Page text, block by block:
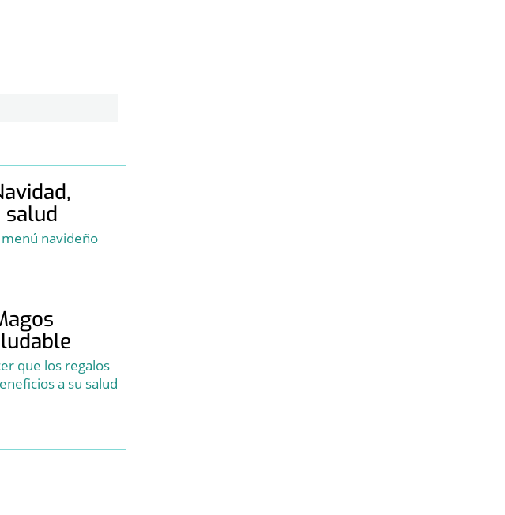
salud
navideño
que los regalos
a su salud